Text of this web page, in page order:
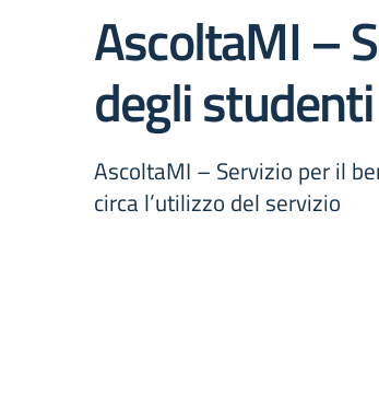
AscoltaMI –
degli
AscoltaMI – Servizio per il
circa l’utilizzo del servizio